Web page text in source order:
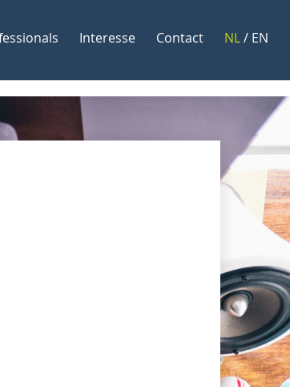
Interesse Contact NL/ EN